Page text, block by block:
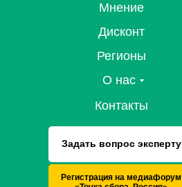
Мнение
Дисконт
Регионы
О нас
Контакты
Задать вопрос эксперту
Регистрация на медиафорум